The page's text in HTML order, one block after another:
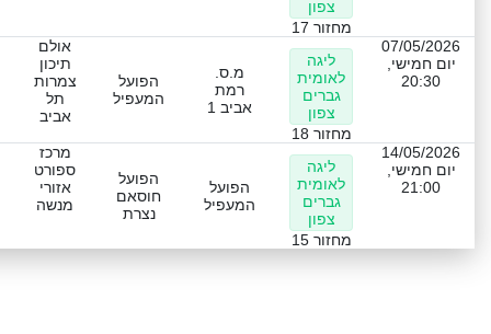
צפון
מחזור 17
07/05/2026
יום חמישי,
20:30
ליגה
לאומית
גברים
צפון
מחזור 18
מ.ס.
רמת
אביב 1
הפועל
המעפיל
אולם
תיכון
צמרות
תל
אביב
14/05/2026
יום חמישי,
21:00
ליגה
לאומית
גברים
צפון
מחזור 15
הפועל
המעפיל
הפועל
חוסאם
נצרת
מרכז
ספורט
אזורי
מנשה